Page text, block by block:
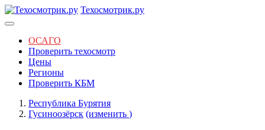
Техосмотрик.ру
ОСАГО
Проверить техосмотр
Цены
Регионы
Проверить КБМ
Республика Бурятия
Гусиноозёрск (изменить )